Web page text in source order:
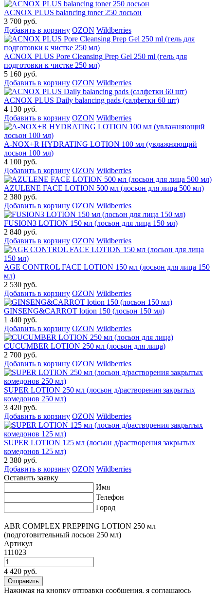
ACNOX PLUS balancing toner 250 лосьон
3 700 руб.
Добавить в корзину OZON Wildberries
ACNOX PLUS Pore Cleansing Prep Gel 250 ml (гель для
подготовки к чистке 250 мл)
5 160 руб.
Добавить в корзину OZON Wildberries
ACNOX PLUS Daily balancing pads (салфетки 60 шт)
4 130 руб.
Добавить в корзину OZON Wildberries
A-NOX+R HYDRATING LOTION 100 мл (увлажняющий
лосьон 100 мл)
4 100 руб.
Добавить в корзину OZON Wildberries
AZULENE FACE LOTION 500 мл (лосьон для лица 500 мл)
2 380 руб.
Добавить в корзину OZON Wildberries
FUSION3 LOTION 150 мл (лосьон для лица 150 мл)
2 840 руб.
Добавить в корзину OZON Wildberries
AGE CONTROL FACE LOTION 150 мл (лосьон для лица 150
мл)
2 530 руб.
Добавить в корзину OZON Wildberries
GINSENG&CARROT lotion 150 (лосьон 150 мл)
1 440 руб.
Добавить в корзину OZON Wildberries
CUCUMBER LOTION 250 мл (лосьон для лица)
2 700 руб.
Добавить в корзину OZON Wildberries
SUPER LOTION 250 мл (лосьон д/растворения закрытых
комедонов 250 мл)
3 420 руб.
Добавить в корзину OZON Wildberries
SUPER LOTION 125 мл (лосьон д/растворения закрытых
комедонов 125 мл)
2 380 руб.
Добавить в корзину OZON Wildberries
Оставить заявку
Имя
Телефон
Город
ABR COMPLEX PREPPING LOTION 250 мл
(подготовительный лосьон 250 мл)
Артикул
111023
4 420 руб.
Нажимая на кнопку отправки сообщения, я соглашаюсь